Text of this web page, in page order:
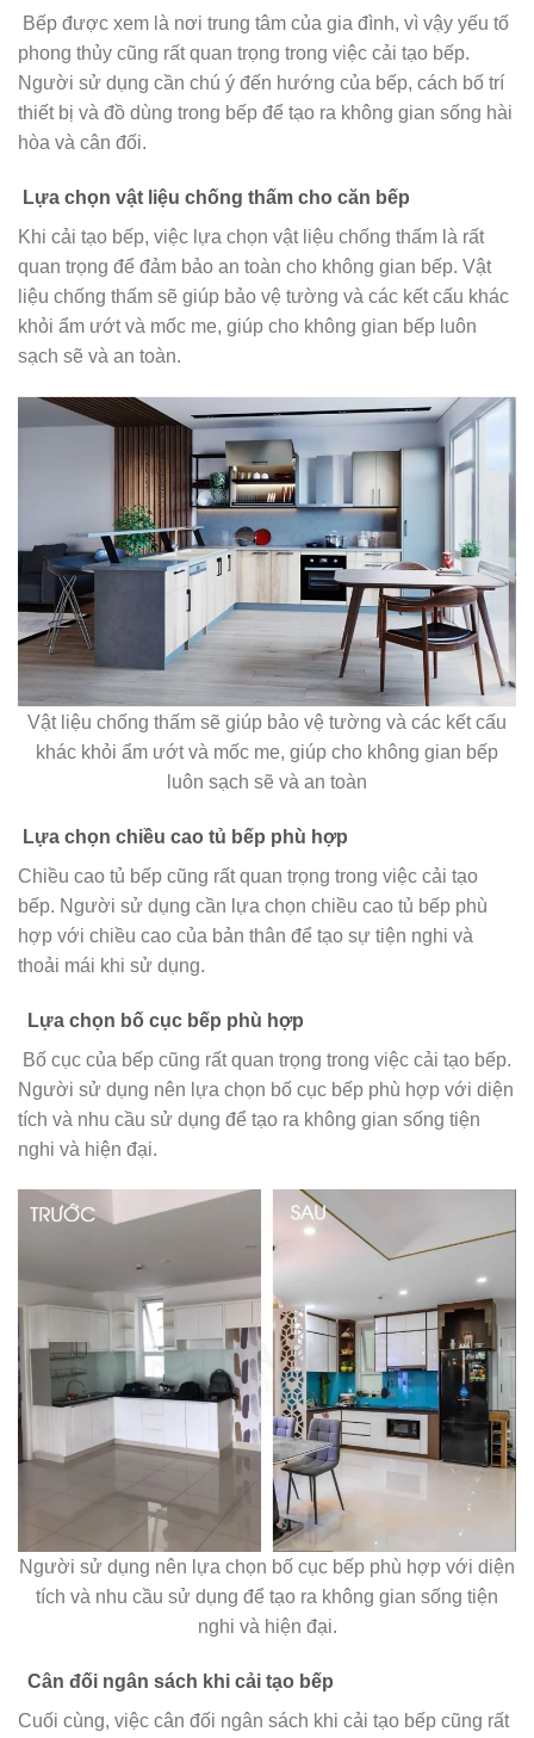
Bếp được xem là nơi trung tâm của gia đình, vì vậy yếu tố
phong thủy cũng rất quan trọng trong việc cải tạo bếp.
Người sử dụng cần chú ý đến hướng của bếp, cách bố trí
thiết bị và đồ dùng trong bếp để tạo ra không gian sống hài
hòa và cân đối.
Lựa chọn vật liệu chống thấm cho căn bếp
Khi cải tạo bếp, việc lựa chọn vật liệu chống thấm là rất
quan trọng để đảm bảo an toàn cho không gian bếp. Vật
liệu chống thấm sẽ giúp bảo vệ tường và các kết cấu khác
khỏi ẩm ướt và mốc me, giúp cho không gian bếp luôn
sạch sẽ và an toàn.
Vật liệu chống thấm sẽ giúp bảo vệ tường và các kết cấu
khác khỏi ẩm ướt và mốc me, giúp cho không gian bếp
luôn sạch sẽ và an toàn
Lựa chọn chiều cao tủ bếp phù hợp
Chiều cao tủ bếp cũng rất quan trọng trong việc cải tạo
bếp. Người sử dụng cần lựa chọn chiều cao tủ bếp phù
hợp với chiều cao của bản thân để tạo sự tiện nghi và
thoải mái khi sử dụng.
Lựa chọn bố cục bếp phù hợp
Bố cục của bếp cũng rất quan trọng trong việc cải tạo bếp.
Người sử dụng nên lựa chọn bố cục bếp phù hợp với diện
tích và nhu cầu sử dụng để tạo ra không gian sống tiện
nghi và hiện đại.
Người sử dụng nên lựa chọn bố cục bếp phù hợp với diện
tích và nhu cầu sử dụng để tạo ra không gian sống tiện
nghi và hiện đại.
Cân đối ngân sách khi cải tạo bếp
Cuối cùng, việc cân đối ngân sách khi cải tạo bếp cũng rất